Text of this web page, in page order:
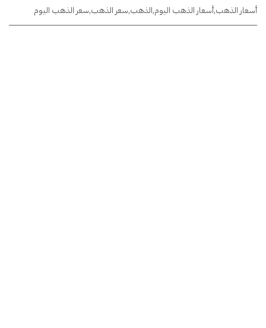
أسعار الذهب,أسعار الذهب اليوم,الذهب,سعر الذهب,سعر الذهب اليوم